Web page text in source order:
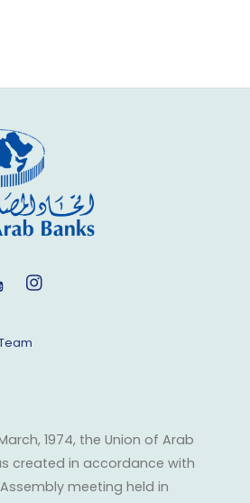
YouTube
1974, the Union of Arab
created in accordance with
meeting held in